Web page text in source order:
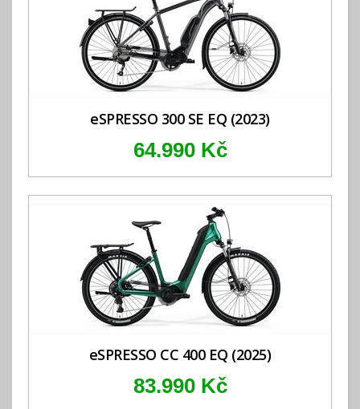
eSPRESSO 300 SE EQ (2023)
64.990 Kč
eSPRESSO CC 400 EQ (2025)
83.990 Kč